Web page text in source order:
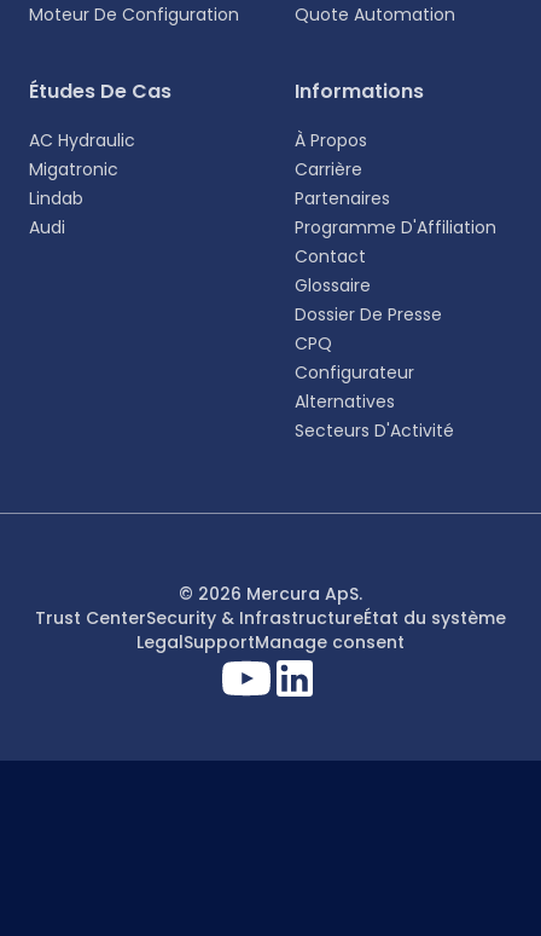
Moteur De Configuration
Quote Automation
Études De Cas
AC Hydraulic
Migatronic
Lindab
Audi
Informations
À Propos
Carrière
Partenaires
Programme D'Affiliation
Contact
Glossaire
Dossier De Presse
CPQ
Configurateur
Alternatives
Secteurs D'Activité
© 2026 Mercura ApS.
Trust CenterSecurity & InfrastructureÉtat du système
LegalSupportManage consent